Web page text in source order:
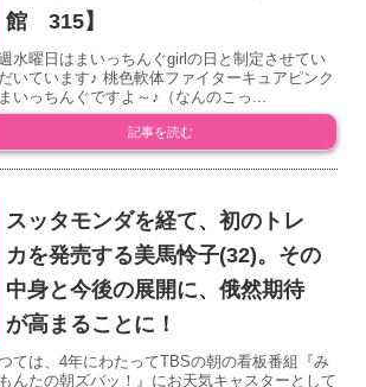
館 315】
水曜日はまいっちんぐgirlの日と制定させてい
いています♪ 桃色軟体ファイターキュアピンク
いっちんぐですよ～♪（なんのこっ...
記事を読む
スッタモンダを経て、初のトレ
カを発売する美馬怜子(32)。その
中身と今後の展開に、俄然期待
が高まることに！
ては、4年にわたってTBSの朝の看板番組『み
んたの朝ズバッ！』にお天気キャスターとして